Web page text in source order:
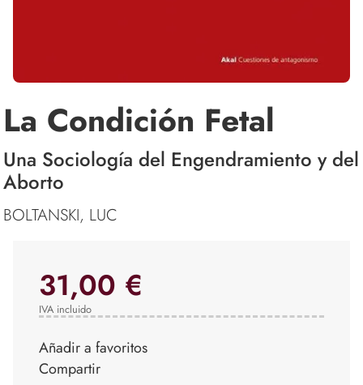
La Condición Fetal
Una Sociología del Engendramiento y del
Aborto
BOLTANSKI, LUC
31,00 €
IVA incluido
Añadir a favoritos
Compartir